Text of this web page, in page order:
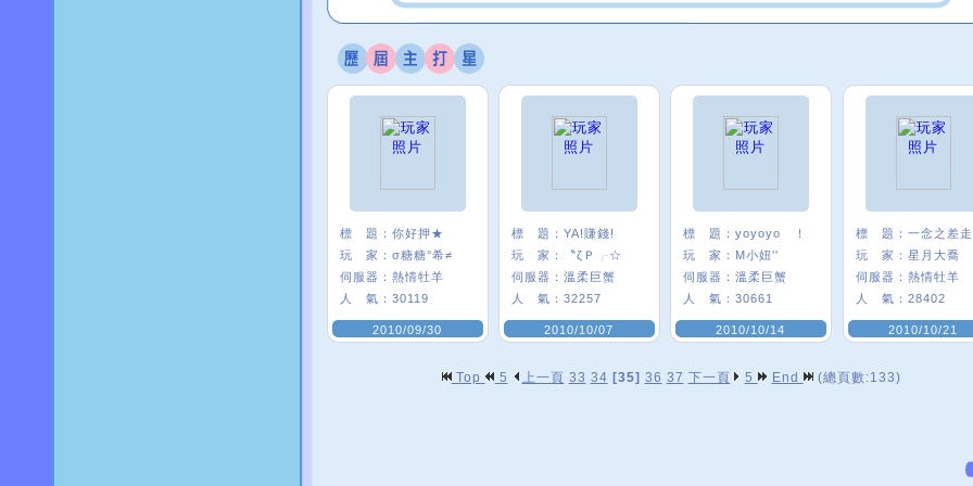
標 題： 你好押★
玩 家： σ糖糖°希≠
伺服器： 熱情牡羊
人 氣： 30119
2010/09/30
標 題： YA!賺錢!
玩 家：
〝ζＰ╭☆
伺服器： 溫柔巨蟹
人 氣： 32257
2010/10/07
標 題： yoyoyo ！
玩 家： M小妞''
伺服器： 溫柔巨蟹
人 氣： 30661
2010/10/14
標 題：
玩 家： 星月大喬
伺服器： 熱情牡羊
人 氣： 28402
2010/10/21
Top 5 上一頁 33 34 [35] 36 37 下一頁 5 End (總頁數:133)